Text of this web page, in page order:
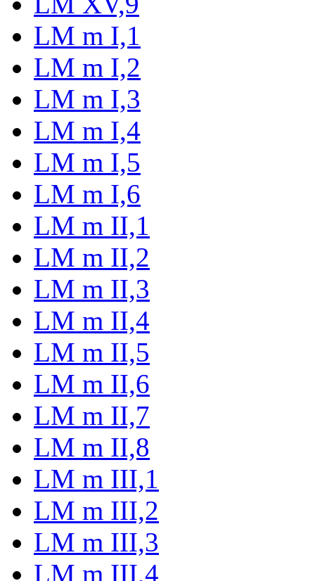
LM m I,1
LM m I,2
LM m I,3
LM m I,4
LM m I,5
LM m I,6
LM m II,1
LM m II,2
LM m II,3
LM m II,4
LM m II,5
LM m II,6
LM m II,7
LM m II,8
LM m III,1
LM m III,2
LM m III,3
LM m III,4